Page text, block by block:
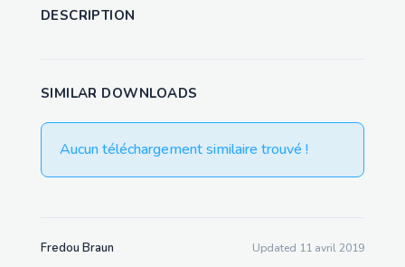
DESCRIPTION
SIMILAR DOWNLOADS
Aucun téléchargement similaire trouvé !
Fredou Braun Updated 11 avril 2019